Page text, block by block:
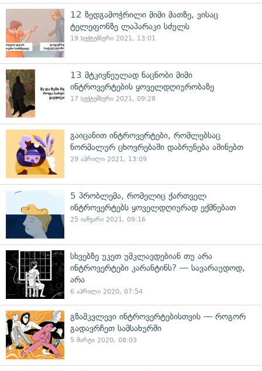
12 ზედგამოჭრილი მიმი მათზე, ვისაც
ტელეფონზე ლაპარაკი სძულს
19 სექტემბერი 2021, 13:01
13 მტკივნეულად ნაცნობი მიმი
ინტროვერტების ყოველდღიურობაზე
17 სექტემბერი 2021, 09:28
გაიცანით ინტროვერტები, რომლებსაც
ნორმალურ ცხოვრებაში დაბრუნება აშინებთ
29 აპრილი 2021, 13:09
5 პრობლემა, რომელიც ქართველ
ინტროვერტებს ყოველდღიურად ექმნებათ
25 იანვარი 2021, 09:16
სხვებზე უკეთ უმკლავდებიან თუ არა
ინტროვერტები კარანტინს? — სავარაუდოდ,
არა
6 აპრილი 2020, 07:54
გზამკვლევი ინტროვერტებისთვის — როგორ
გადავრჩეთ სამსახურში
5 მარტი 2020, 08:03